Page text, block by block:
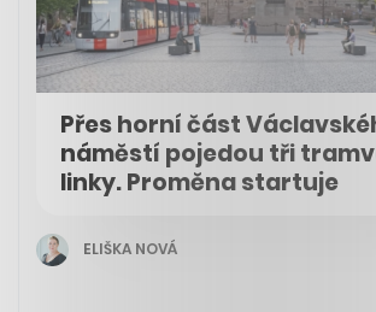
Přes horní část
náměstí pojedou tři
linky. Proměna startuje
ELIŠKA NOVÁ